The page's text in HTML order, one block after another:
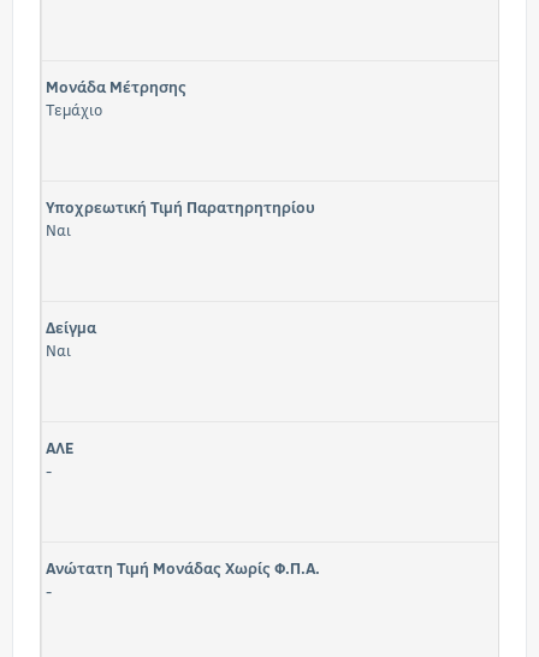
Μονάδα Μέτρησης
Τεμάχιο
Υποχρεωτική Τιμή Παρατηρητηρίου
Ναι
Δείγμα
Ναι
ΑΛΕ
-
Ανώτατη Τιμή Μονάδας Χωρίς Φ.Π.Α.
-